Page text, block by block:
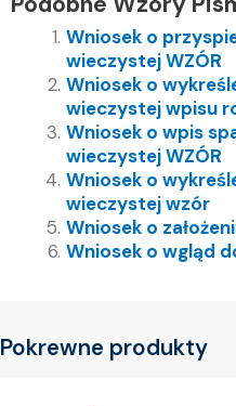
Wniosek o
wieczystej WZÓR
Wniosek o
wieczystej wpisu
Wniosek o wpis
wieczystej WZÓR
Wniosek o
wieczystej wzór
Wniosek o
Wniosek o wgląd
Pokrewne produkty